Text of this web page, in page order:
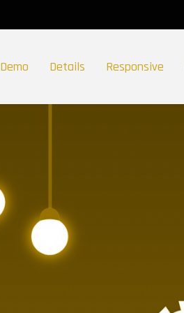
Demo Details Responsive